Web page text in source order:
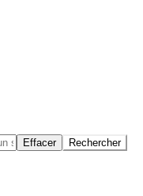
Effacer Rechercher